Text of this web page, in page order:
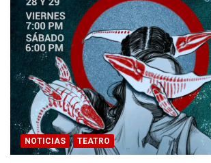
NOTICIAS TEATRO